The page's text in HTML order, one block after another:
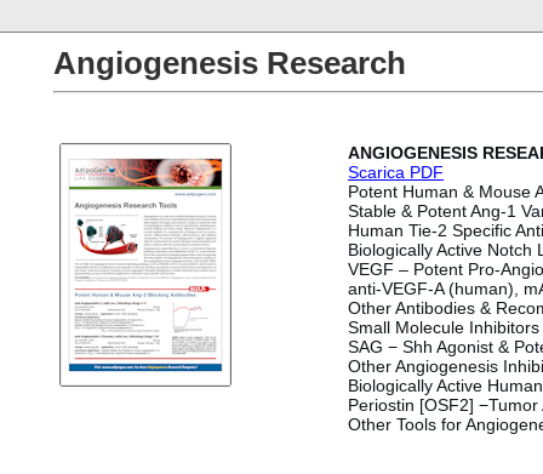
Angiogenesis Research
ANGIOGENESIS
Scarica PDF
Potent Human & Mouse
Stable & Potent Ang-1
Human Tie-2 Specific
Biologically Active Notch
VEGF – Potent Pro-
anti-VEGF-A (human),
Other Antibodies &
Small Molecule
SAG − Shh Agonist &
Other Angiogenesis
Biologically Active
Periostin [OSF2]
Other Tools for